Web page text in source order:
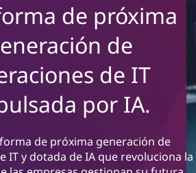
de próxima
de
de IT
por IA.
de próxima generación de
IT y dotada de IA que revoluciona la